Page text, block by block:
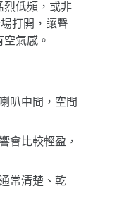
烈低頻，或非
打開，讓聲
氣感。
叭中間，空間
會比較輕盈，
常清楚、乾